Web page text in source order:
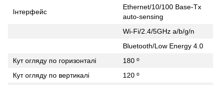
Інтерфейс
Ethernet/10/100 Base-Tx
auto-sensing
Wi-Fi/2.4/5GHz a/b/g/n
Bluetooth/Low Energy 4.0
Кут огляду по горизонталі
180 º
Кут огляду по вертикалі
120 º